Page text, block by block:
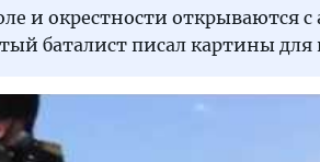
и окрестности открываются
баталист писал картины